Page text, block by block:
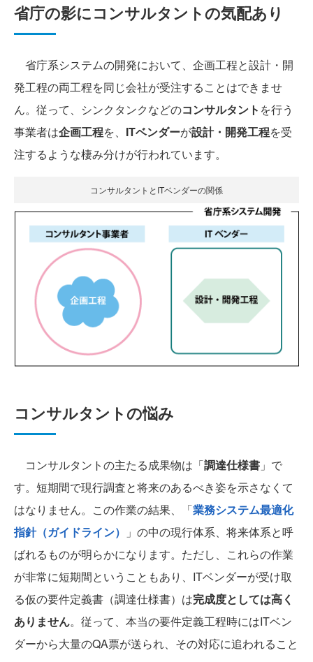
省庁の影にコンサルタントの気配あり
省庁系システムの開発において、企画工程と設計・開
発工程の両工程を同じ会社が受注することはできませ
ん。従って、シンクタンクなどのコンサルタント を行う
事業者は企画工程を、 ITベンダーが設計・開発工程を受
注するような棲み分けが行われています。
コンサルタントとITベンダーの関係
コンサルタントの悩み
コンサルタントの主たる成果物は「調達仕様書 」で
す。短期間で現行調査と将来のあるべき姿を示さなくて
はなりません。この作業の結果、「業務システム最適化
指針（ガイドライン）
」の中の現行体系、将来体系と呼
ばれるものが明らかになります。ただし、これらの作業
が非常に短期間ということもあり、ITベンダーが受け取
る仮の要件定義書（調達仕様書）は完成度としては高く
ありません。従って、本当の要件定義工程時にはITベン
ダーから大量のQA票が送られ、その対応に追われること